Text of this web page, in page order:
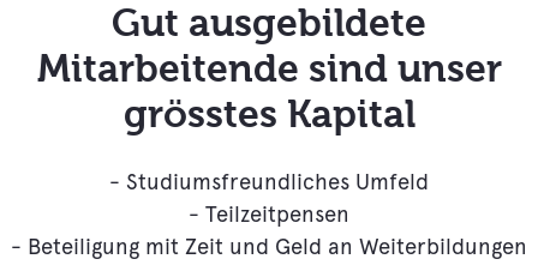
Gut ausgebildete
Mitarbeitende sind unser
grösstes Kapital
- Studiumsfreundliches Umfeld
- Teilzeitpensen
- Beteiligung mit Zeit und Geld an Weiterbildungen